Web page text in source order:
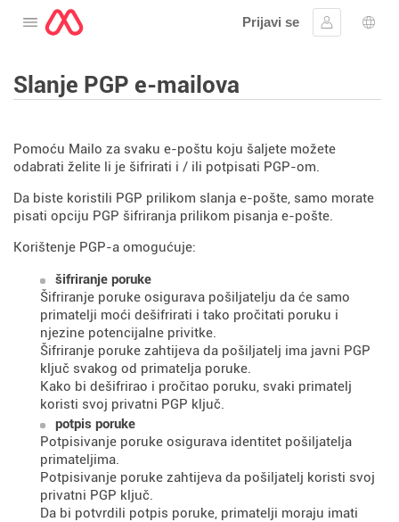
Otvorite izbornik
Prijavi se
Prijaviti se
Slanje PGP e-mailova
Pomoću Mailo za svaku e-poštu koju šaljete možete
odabrati želite li je šifrirati i / ili potpisati PGP-om.
Da biste koristili PGP prilikom slanja e-pošte, samo morate
pisati opciju PGP šifriranja prilikom pisanja e-pošte.
Korištenje PGP-a omogućuje:
šifriranje poruke
Šifriranje poruke osigurava pošiljatelju da će samo
primatelji moći dešifrirati i tako pročitati poruku i
njezine potencijalne privitke.
Šifriranje poruke zahtijeva da pošiljatelj ima javni PGP
ključ svakog od primatelja poruke.
Kako bi dešifrirao i pročitao poruku, svaki primatelj
koristi svoj privatni PGP ključ.
potpis poruke
Potpisivanje poruke osigurava identitet pošiljatelja
primateljima.
Potpisivanje poruke zahtijeva da pošiljatelj koristi svoj
privatni PGP ključ.
Da bi potvrdili potpis poruke, primatelji moraju imati